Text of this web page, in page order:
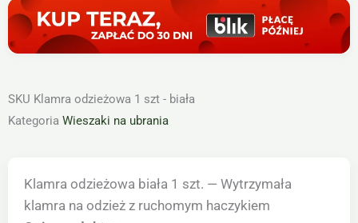
SKU Klamra odzieżowa 1 szt - biała
Kategoria Wieszaki na ubrania
Klamra odzieżowa biała 1 szt. — Wytrzymała
klamra na odzież z ruchomym haczykiem